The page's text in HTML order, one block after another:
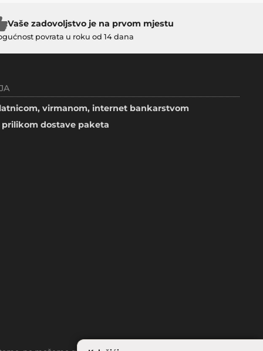
Vaše zadovoljstvo je na prvom mjestu
povrata u roku od 14 dana
virmanom, internet bankarstvom
prilikom dostave paketa